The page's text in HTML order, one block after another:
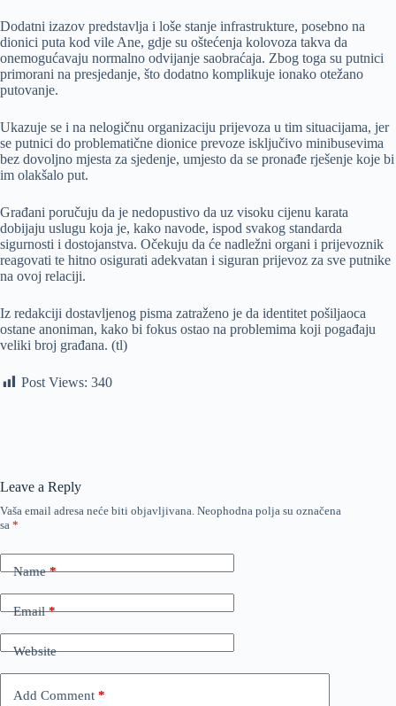
Dodatni izazov predstavlja i loše stanje infrastrukture, posebno na
dionici puta kod vile Ane, gdje su oštećenja kolovoza takva da
onemogućavaju normalno odvijanje saobraćaja. Zbog toga su putnici
primorani na presjedanje, što dodatno komplikuje ionako otežano
putovanje.
Ukazuje se i na nelogičnu organizaciju prijevoza u tim situacijama, jer
se putnici do problematične dionice prevoze isključivo minibusevima
bez dovoljno mjesta za sjedenje, umjesto da se pronađe rješenje koje bi
im olakšalo put.
Građani poručuju da je nedopustivo da uz visoku cijenu karata
dobijaju uslugu koja je, kako navode, ispod svakog standarda
sigurnosti i dostojanstva. Očekuju da će nadležni organi i prijevoznik
reagovati te hitno osigurati adekvatan i siguran prijevoz za sve putnike
na ovoj relaciji.
Iz redakciji dostavljenog pisma zatraženo je da identitet pošiljaoca
ostane anoniman, kako bi fokus ostao na problemima koji pogađaju
veliki broj građana. (tl)
Post Views: 340
Leave a Reply
Vaša email adresa neće biti objavljivana. Neophodna polja su označena
sa *
Name*
Email*
Website
Add Comment *